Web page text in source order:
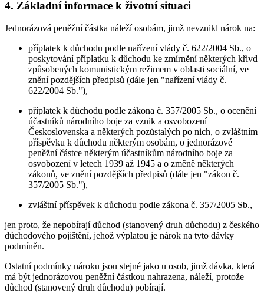
4. Základní informace k životní situaci
Jednorázová peněžní částka náleží osobám, jimž nevznikl nárok na:
příplatek k důchodu podle nařízení vlády č. 622/2004 Sb., o
poskytování příplatku k důchodu ke zmírnění některých křivd
způsobených komunistickým režimem v oblasti sociální, ve
znění pozdějších předpisů (dále jen "nařízení vlády č.
622/2004 Sb."),
příplatek k důchodu podle zákona č. 357/2005 Sb., o ocenění
účastníků národního boje za vznik a osvobození
Československa a některých pozůstalých po nich, o zvláštním
příspěvku k důchodu některým osobám, o jednorázové
peněžní částce některým účastníkům národního boje za
osvobození v letech 1939 až 1945 a o změně některých
zákonů, ve znění pozdějších předpisů (dále jen "zákon č.
357/2005 Sb."),
zvláštní příspěvek k důchodu podle zákona č. 357/2005 Sb.,
jen proto, že nepobírají důchod (stanovený druh důchodu) z českého
důchodového pojištění, jehož výplatou je nárok na tyto dávky
podmíněn.
Ostatní podmínky nároku jsou stejné jako u osob, jimž dávka, která
má být jednorázovou peněžní částkou nahrazena, náleží, protože
důchod (stanovený druh důchodu) pobírají.